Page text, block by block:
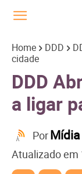
Home DDD
cidade
DDD
a ligar
Por
Atualizado em